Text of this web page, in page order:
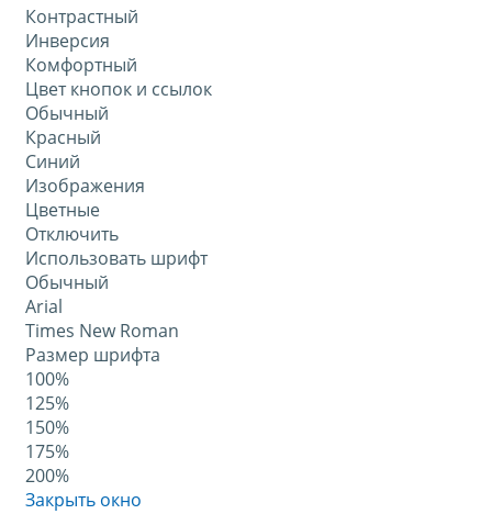
Контрастный
Инверсия
Комфортный
Цвет кнопок и ссылок
Обычный
Красный
Синий
Изображения
Цветные
Отключить
Использовать шрифт
Обычный
Arial
Times New Roman
Размер шрифта
100%
125%
150%
175%
200%
Закрыть окно